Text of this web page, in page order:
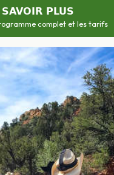
PLUS
complet et les tarifs